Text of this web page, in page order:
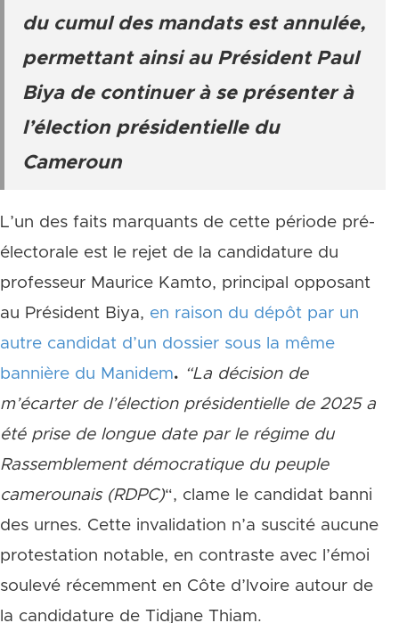
du cumul des mandats est annulée,
permettant ainsi au Président Paul
Biya de continuer à se présenter à
l’élection présidentielle du
Cameroun
L’un des faits marquants de cette période pré-
électorale est le rejet de la candidature du
professeur Maurice Kamto, principal opposant
au Président Biya, en raison du dépôt par un
autre candidat d’un dossier sous la même
bannière du Manidem. “La décision de
m’écarter de l’élection présidentielle de 2025 a
été prise de longue date par le régime du
Rassemblement démocratique du peuple
camerounais (RDPC)“, clame le candidat banni
des urnes. Cette invalidation n’a suscité aucune
protestation notable, en contraste avec l’émoi
soulevé récemment en Côte d’Ivoire autour de
la candidature de Tidjane Thiam.